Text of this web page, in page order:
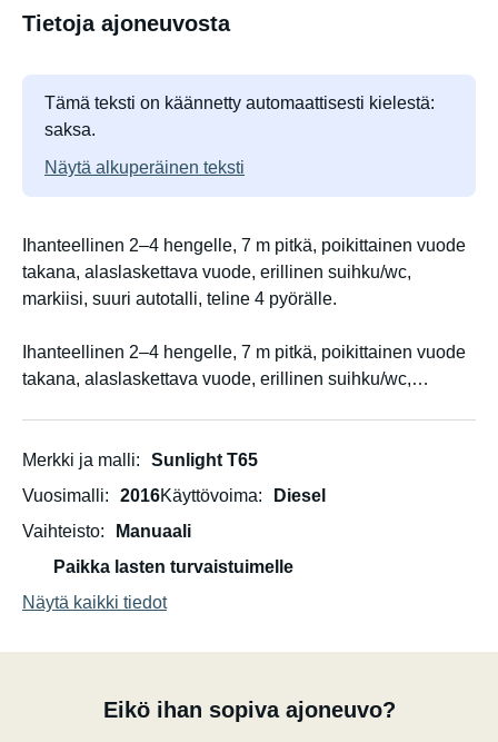
Tietoja ajoneuvosta
Tämä teksti on käännetty automaattisesti kielestä:
saksa.
Näytä alkuperäinen teksti
Ihanteellinen 2–4 hengelle, 7 m pitkä, poikittainen vuode
takana, alaslaskettava vuode, erillinen suihku/wc,
markiisi, suuri autotalli, teline 4 pyörälle.
Ihanteellinen 2–4 hengelle, 7 m pitkä, poikittainen vuode
takana, alaslaskettava vuode, erillinen suihku/wc,
Nukkumispaikat:
2 vuodepaikkaa takana, poikittainen (210 x 140/130 cm)
2 vuodepaikkaa keskellä, poikittainen alaslaskettava
Merkki ja malli
Sunlight T65
Vuosimalli
2016Käyttövoima
Diesel
Vaihteisto
Manuaali
Paikka lasten turvaistuimelle
Näytä kaikki tiedot
Eikö ihan sopiva ajoneuvo?